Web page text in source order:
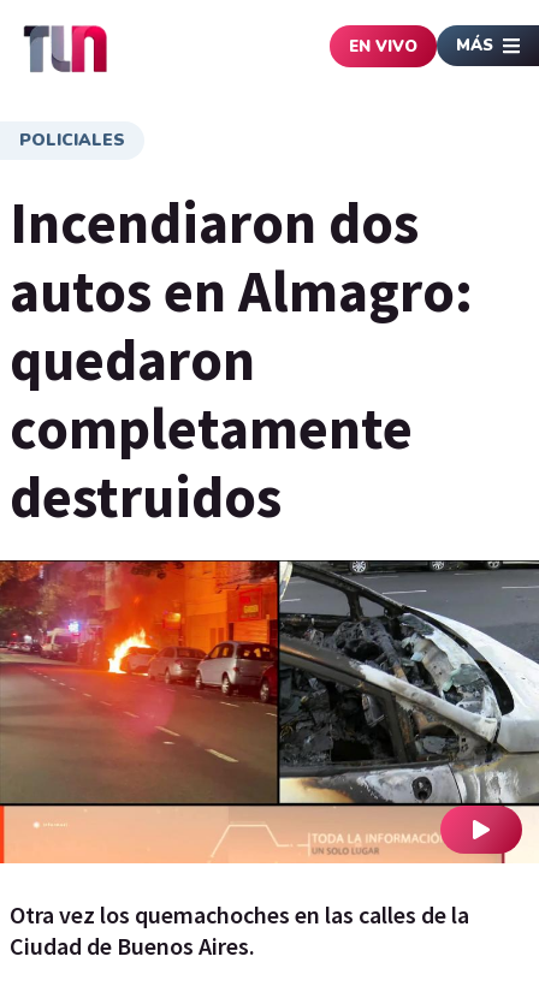
EN VIVO MÁS
POLICIALES
Incendiaron dos
autos en Almagro:
quedaron
completamente
destruidos
Otra vez los quemachoches en las calles de la
Ciudad de Buenos Aires.